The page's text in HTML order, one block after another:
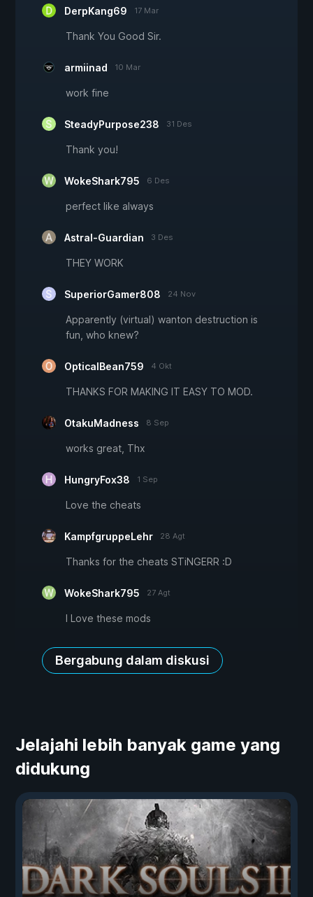
DerpKang69 17 Mar
Thank You Good Sir.
armiinad 10 Mar
work fine
SteadyPurpose238 31 Des
Thank you!
WokeShark795 6 Des
perfect like always
Astral-Guardian 3 Des
THEY WORK
SuperiorGamer808 24 Nov
Apparently (virtual) wanton destruction is
fun, who knew?
OpticalBean759 4 Okt
THANKS FOR MAKING IT EASY TO MOD.
OtakuMadness 8 Sep
works great, Thx
HungryFox38 1 Sep
Love the cheats
KampfgruppeLehr 28 Agt
Thanks for the cheats STiNGERR :D
WokeShark795 27 Agt
I Love these mods
Bergabung dalam diskusi
Jelajahi lebih banyak game yang
didukung